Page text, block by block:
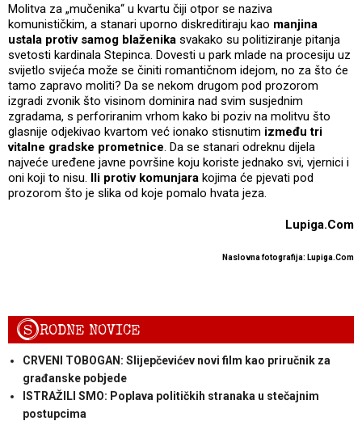
Molitva za „mučenika“ u kvartu čiji otpor se naziva
komunističkim, a stanari uporno diskreditiraju kao manjina
ustala protiv samog blaženika svakako su politiziranje pitanja
svetosti kardinala Stepinca. Dovesti u park mlade na procesiju uz
svijetlo svijeća može se činiti romantičnom idejom, no za što će
tamo zapravo moliti? Da se nekom drugom pod prozorom
izgradi zvonik što visinom dominira nad svim susjednim
zgradama, s perforiranim vrhom kako bi poziv na molitvu što
glasnije odjekivao kvartom već ionako stisnutim između tri
vitalne gradske prometnice. Da se stanari odreknu dijela
najveće uređene javne površine koju koriste jednako svi, vjernici i
oni koji to nisu. Ili protiv komunjara kojima će pjevati pod
prozorom što je slika od koje pomalo hvata jeza.
Lupiga.Com
Naslovna fotografija: Lupiga.Com
SRODNE NOVICE
CRVENI TOBOGAN: Slijepčevićev novi film kao priručnik za
građanske pobjede
ISTRAŽILI SMO: Poplava političkih stranaka u stečajnim
postupcima